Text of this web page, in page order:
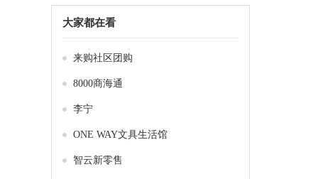
大家都在看
来购社区团购
8000商海通
李宁
ONE WAY文具生活馆
智云新零售